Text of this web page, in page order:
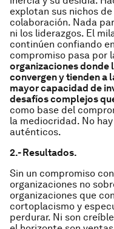
explotan sus nichos
colaboración. Nada
ni los liderazgos. El
continúen confiando
compromiso pasa por
organizaciones donde
convergen y tienden a
mayor capacidad de
desafíos complejos
como base del
la mediocridad. No
auténticos.
2.- Resultados.
Sin un compromiso
organizaciones no
organizaciones que
cortoplacismo y
perdurar. Ni son